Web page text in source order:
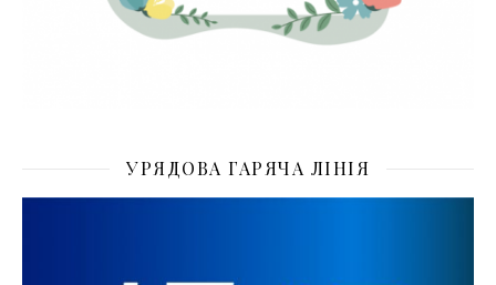
УРЯДОВА ГАРЯЧА ЛІНІЯ